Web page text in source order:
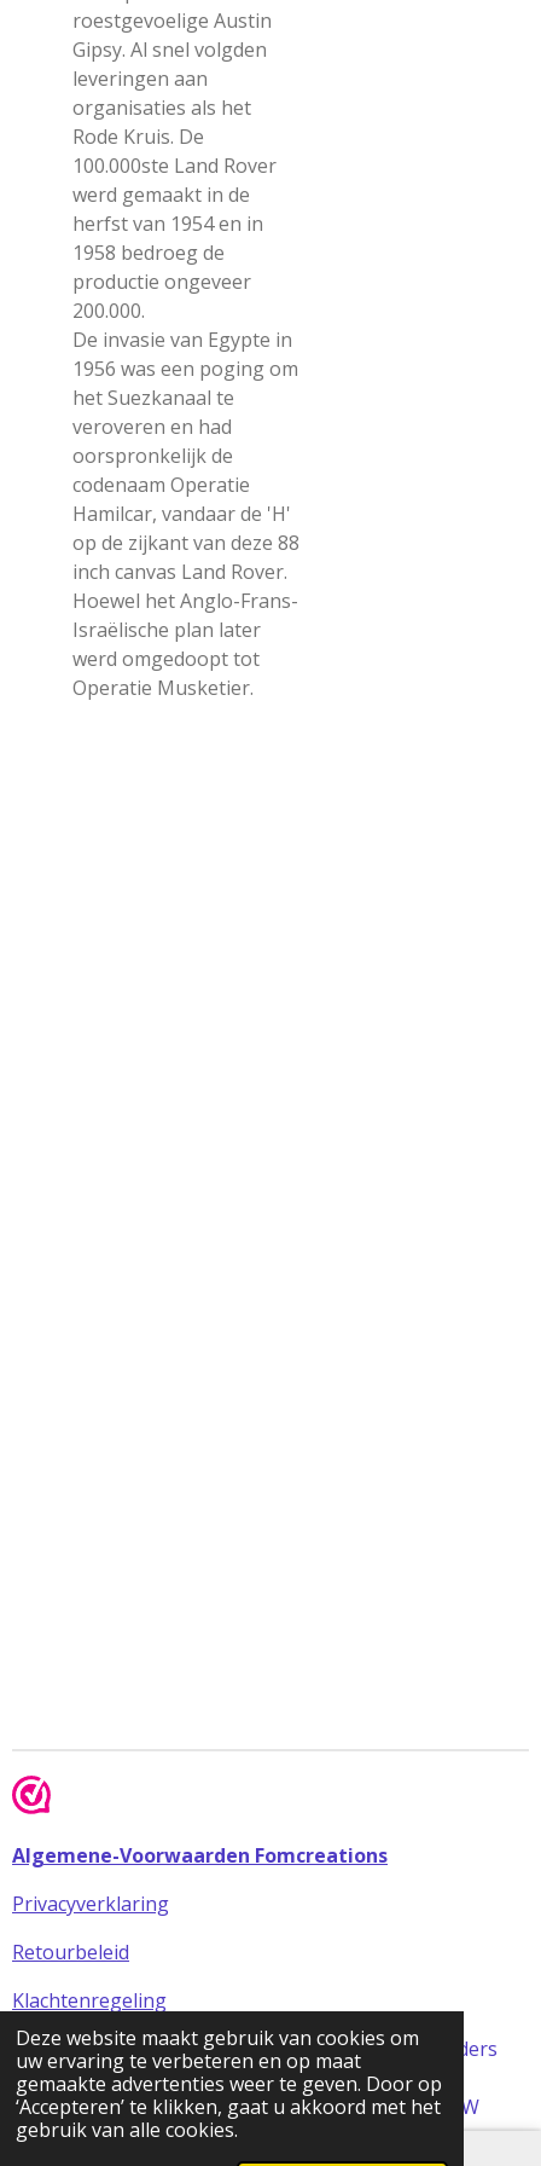
Deze website maakt gebruik van cookies om
uw ervaring te verbeteren en op maat
gemaakte advertenties weer te geven. Door op
‘Accepteren’ te klikken, gaat u akkoord met het
gebruik van alle cookies.
roestgevoelige Austin
Gipsy. Al snel volgden
leveringen aan
organisaties als het
Rode Kruis. De
100.000ste Land Rover
werd gemaakt in de
herfst van 1954 en in
1958 bedroeg de
productie ongeveer
200.000.
De invasie van Egypte in
1956 was een poging om
het Suezkanaal te
veroveren en had
oorspronkelijk de
codenaam Operatie
Hamilcar, vandaar de 'H'
op de zijkant van deze 88
inch canvas Land Rover.
Hoewel het Anglo-Frans-
Israëlische plan later
werd omgedoopt tot
Operatie Musketier.
Algemene-Voorwaarden Fomcreations
Privacyverklaring
Retourbeleid
Klachtenregeling
Alle prijzen in de webshop zijn incl BTW (tenzij anders
aangegeven)
© 2024 FOMCreations, KvK Utrecht 70316023 . BTW
NL858256356B01